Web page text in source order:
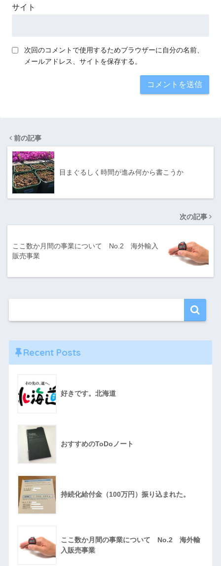
サイト
次回のコメントで使用するためブラウザーに自分の名前、
メールアドレス、サイトを保存する。
前の記事
目まぐるしく時間が進み何から書こうか
次の記事
ここ数か月間の事業について No.2 海外輸入
販売事業
Recent Posts
好きです。北海道
おすすめのToDoノート
持続化給付金（100万円）振り込まれた。
ここ数か月間の事業について No.2 海外輸
入販売事業